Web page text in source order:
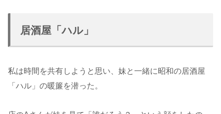
居酒屋「ハル」
私は時間を共有しようと思い、妹と一緒に昭和の居酒屋
「ハル」の暖簾を潜った。